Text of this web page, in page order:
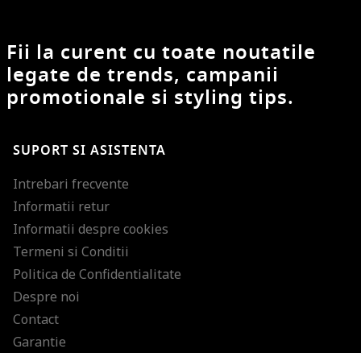
Fii la curent cu toate noutatile
legate de trends, campanii
promotionale si styling tips.
SUPORT SI ASISTENTA
Intrebari frecvente
Informatii retur
Informatii despre cookies
Termeni si Conditii
Politica de Confidentialitate
Despre noi
Contact
Garantie